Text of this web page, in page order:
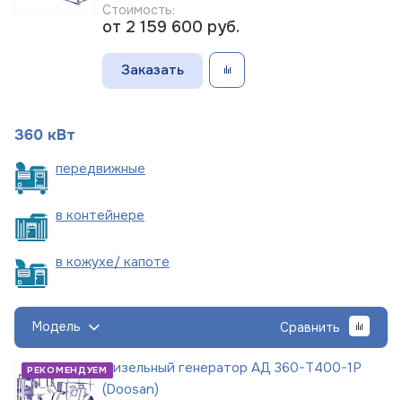
Стоимость:
от 2 159 600 руб.
Заказать
360 кВт
передвижные
в контейнере
в кожухе/ капоте
Модель Сравнить
РЕКОМЕНДУЕМДизельный генератор АД 360-Т400-1Р
(Doosan)